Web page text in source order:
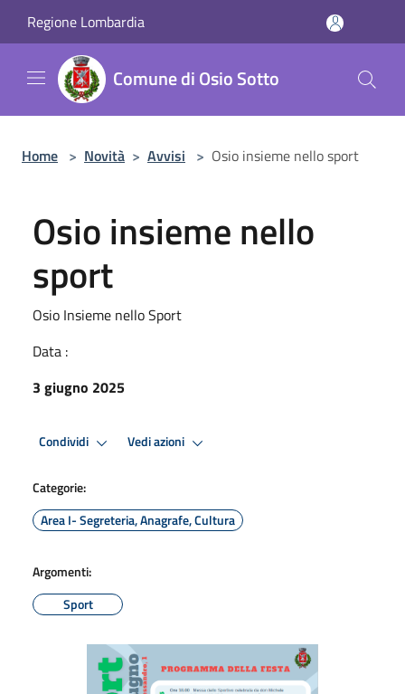
Regione Lombardia
Comune di Osio Sotto
Home > Novità > Avvisi > Osio insieme nello sport
Osio insieme nello
sport
Osio Insieme nello Sport
Data :
3 giugno 2025
Condividi Vedi azioni
Categorie:
Area I- Segreteria, Anagrafe, Cultura
Argomenti:
Sport